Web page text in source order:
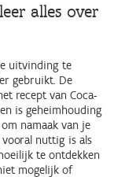
alles over
uitvinding te
gebruikt. De
recept van Coca-
is geheimhouding
namaak van je
nuttig is als
te ontdekken
mogelijk of